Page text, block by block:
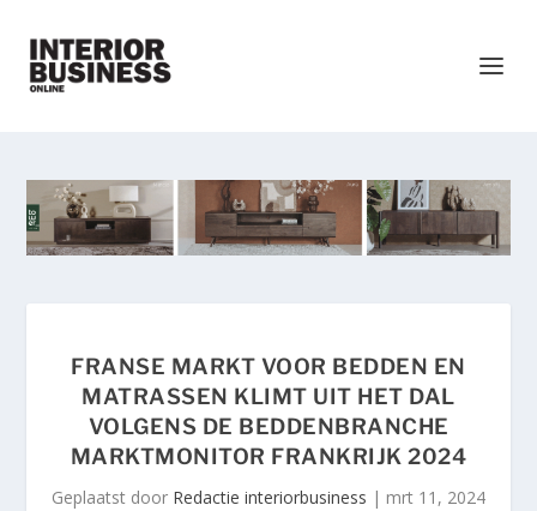
FRANSE MARKT VOOR BEDDEN EN
MATRASSEN KLIMT UIT HET DAL
VOLGENS DE BEDDENBRANCHE
MARKTMONITOR FRANKRIJK 2024
Geplaatst door Redactie interiorbusiness | mrt 11, 2024